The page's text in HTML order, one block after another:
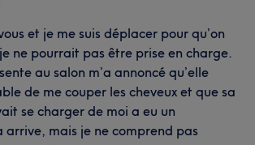
et je me suis déplacer pour qu’on
ne pourrait pas être prise en charge.
au salon m’a annoncé qu’elle
de me couper les cheveux et que sa
se charger de moi a eu un
arrive, mais je ne comprend pas